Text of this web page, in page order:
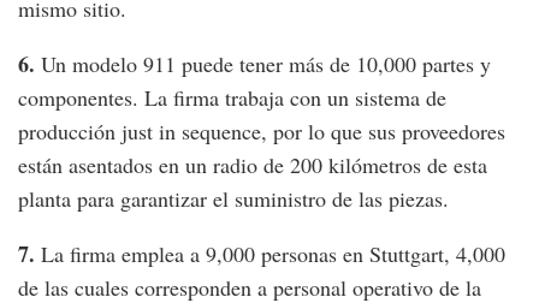
mismo sitio.
6. Un modelo 911 puede tener más de 10,000 partes y
componentes. La firma trabaja con un sistema de
producción just in sequence, por lo que sus proveedores
están asentados en un radio de 200 kilómetros de esta
planta para garantizar el suministro de las piezas.
7. La firma emplea a 9,000 personas en Stuttgart, 4,000
de las cuales corresponden a personal operativo de la